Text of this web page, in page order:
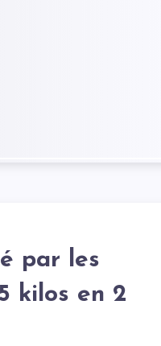
par les
kilos en 2